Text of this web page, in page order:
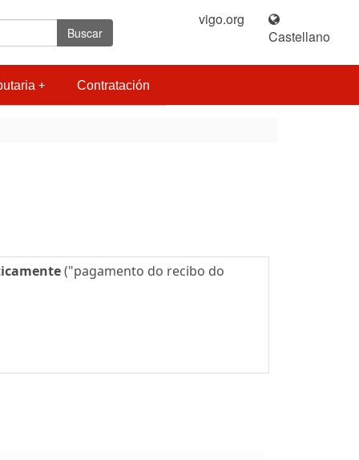
Buscar
vigo.org
Castellano
Contratación
("pagamento do recibo do